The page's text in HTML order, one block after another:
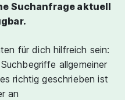
Suchanfrage aktuell
für dich hilfreich sein:
allgemeiner
richtig geschrieben ist
an